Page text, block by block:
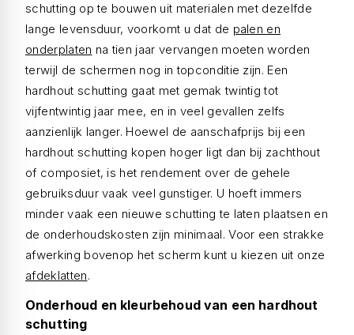
schutting op te bouwen uit materialen met dezelfde
lange levensduur, voorkomt u dat de palen en
onderplaten na tien jaar vervangen moeten worden
terwijl de schermen nog in topconditie zijn. Een
hardhout schutting gaat met gemak twintig tot
vijfentwintig jaar mee, en in veel gevallen zelfs
aanzienlijk langer. Hoewel de aanschafprijs bij een
hardhout schutting kopen hoger ligt dan bij zachthout
of composiet, is het rendement over de gehele
gebruiksduur vaak veel gunstiger. U hoeft immers
minder vaak een nieuwe schutting te laten plaatsen en
de onderhoudskosten zijn minimaal. Voor een strakke
afwerking bovenop het scherm kunt u kiezen uit onze
afdeklatten.
Onderhoud en kleurbehoud van een hardhout
schutting